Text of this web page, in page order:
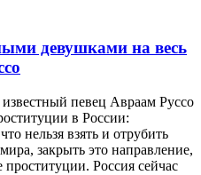
девушками на весь
певец Авраам Руссо
в России:
нельзя взять и отрубить
закрыть это направление,
Россия сейчас